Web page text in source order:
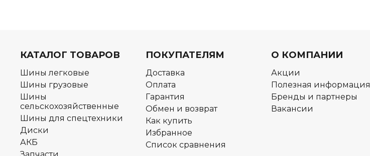
КАТАЛОГ ТОВАРОВ
Шины легковые
Шины грузовые
Шины
сельскохозяйственные
Шины для спецтехники
Диски
АКБ
ПОКУПАТЕЛЯМ
Доставка
Оплата
Гарантия
Обмен и возврат
Как купить
Избранное
Список сравнения
О КОМПАНИИ
Акции
Полезная информация
Бренды и партнеры
Вакансии